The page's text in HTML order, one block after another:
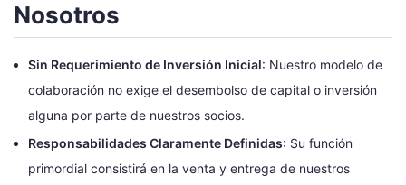
Nosotros
Sin Requerimiento de Inversión Inicial: Nuestro modelo de
colaboración no exige el desembolso de capital o inversión
alguna por parte de nuestros socios.
Responsabilidades Claramente Definidas: Su función
primordial consistirá en la venta y entrega de nuestros